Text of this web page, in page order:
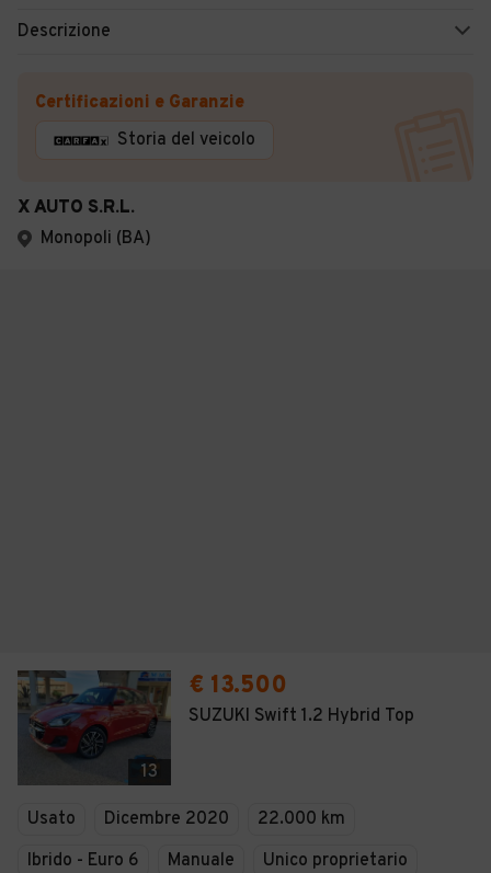
Descrizione
Certificazioni e Garanzie
Storia del veicolo
X AUTO S.R.L.
Monopoli (BA)
13
€ 13.500
SUZUKI Swift 1.2 Hybrid Top
Usato Dicembre 2020
22.000 km
Ibrido - Euro 6
Manuale Unico proprietario